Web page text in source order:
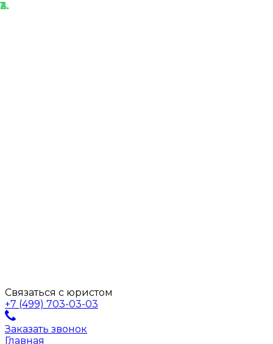
Связаться с юристом
+7 (499) 703-03-03
Заказать звонок
Главная